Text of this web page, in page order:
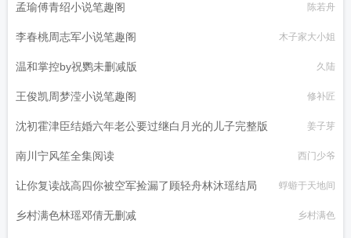
孟瑜傅青绍小说笔趣阁 陈若舟
李春桃周志军小说笔趣阁 木子家大小姐
温和掌控by祝鹦未删减版 久陆
王俊凯周梦滢小说笔趣阁 修补匠
沈初霍津臣结婚六年老公要过继白月光的儿子完整版 姜子芽
南川宁风笙全集阅读 西门少爷
让你复读战高四你被空军捡漏了顾轻舟林沐瑶结局 蜉蝣于天地间
乡村满色林瑶邓倩无删减 乡村满色